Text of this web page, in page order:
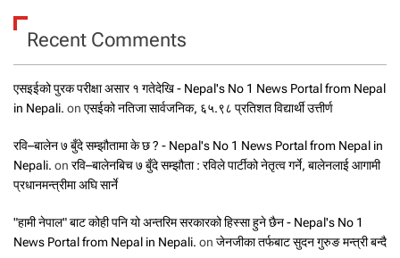
Recent Comments
एसइईको पुरक परीक्षा असार १ गतेदेखि - Nepal's No 1 News Portal from Nepal
in Nepali. on एसईको नतिजा सार्वजनिक, ६५.९८ प्रतिशत विद्यार्थी उत्तीर्ण
रवि–बालेन ७ बुँदे सम्झौतामा के छ ? - Nepal's No 1 News Portal from Nepal in
Nepali. on रवि–बालेनबिच ७ बुँदे सम्झौता : रविले पार्टीको नेतृत्व गर्ने, बालेनलाई आगामी
प्रधानमन्त्रीमा अघि सार्ने
"हामी नेपाल" बाट कोही पनि यो अन्तरिम सरकारको हिस्सा हुने छैन - Nepal's No 1
News Portal from Nepal in Nepali. on जेनजीका तर्फबाट सुदन गुरुङ मन्त्री बन्दै